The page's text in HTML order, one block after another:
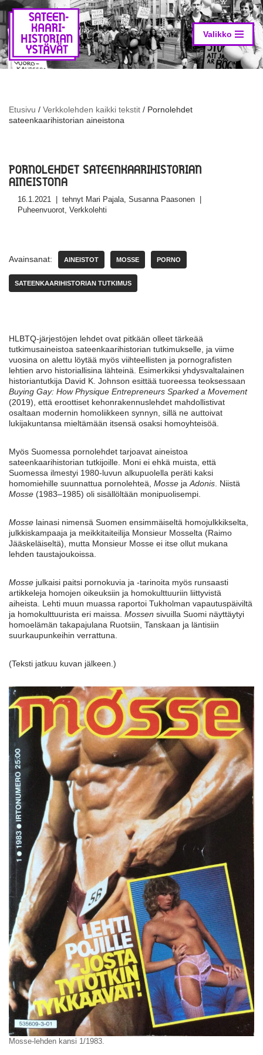
Siirry
suoraan
sisältöön
Valikko
Etusivu / Verkkolehden kaikki tekstit / Pornolehdet
sateenkaarihistorian aineistona
PORNOLEHDET SATEENKAARIHISTORIAN
AINEISTONA
16.1.2021 tehnyt Mari Pajala Susanna Paasonen
Puheenvuorot Verkkolehti
Avainsanat: AINEISTOT MOSSE PORNO
SATEENKAARIHISTORIAN TUTKIMUS
HLBTQ-järjestöjen lehdet ovat pitkään olleet tärkeää
tutkimusaineistoa sateenkaarihistorian tutkimukselle, ja viime
vuosina on alettu löytää myös viihteellisten ja pornografisten
lehtien arvo historiallisina lähteinä. Esimerkiksi yhdysvaltalainen
historiantutkija David K. Johnson esittää tuoreessa teoksessaan
Buying Gay: How Physique Entrepreneurs Sparked a Movement
(2019), että eroottiset kehonrakennuslehdet mahdollistivat
osaltaan modernin homoliikkeen synnyn, sillä ne auttoivat
lukijakuntansa mieltämään itsensä osaksi homoyhteisöä.
Myös Suomessa pornolehdet tarjoavat aineistoa
sateenkaarihistorian tutkijoille. Moni ei ehkä muista, että
Suomessa ilmestyi 1980-luvun alkupuolella peräti kaksi
homomiehille suunnattua pornolehteä, Mosse ja Adonis . Niistä
Mosse (1983–1985) oli sisällöltään monipuolisempi.
Mosse lainasi nimensä Suomen ensimmäiseltä homojulkkikselta,
julkkiskampaaja ja meikkitaiteilija Monsieur Mosselta (Raimo
Jääskeläiseltä), mutta Monsieur Mosse ei itse ollut mukana
lehden taustajoukoissa.
Mosse julkaisi paitsi pornokuvia ja -tarinoita myös runsaasti
artikkeleja homojen oikeuksiin ja homokulttuuriin liittyvistä
aiheista. Lehti muun muassa raportoi Tukholman vapautuspäiviltä
ja homokulttuurista eri maissa. Mossen sivuilla Suomi näyttäytyi
homoelämän takapajulana Ruotsiin, Tanskaan ja läntisiin
suurkaupunkeihin verrattuna.
(Teksti jatkuu kuvan jälkeen.)
Mosse-lehden kansi 1/1983.